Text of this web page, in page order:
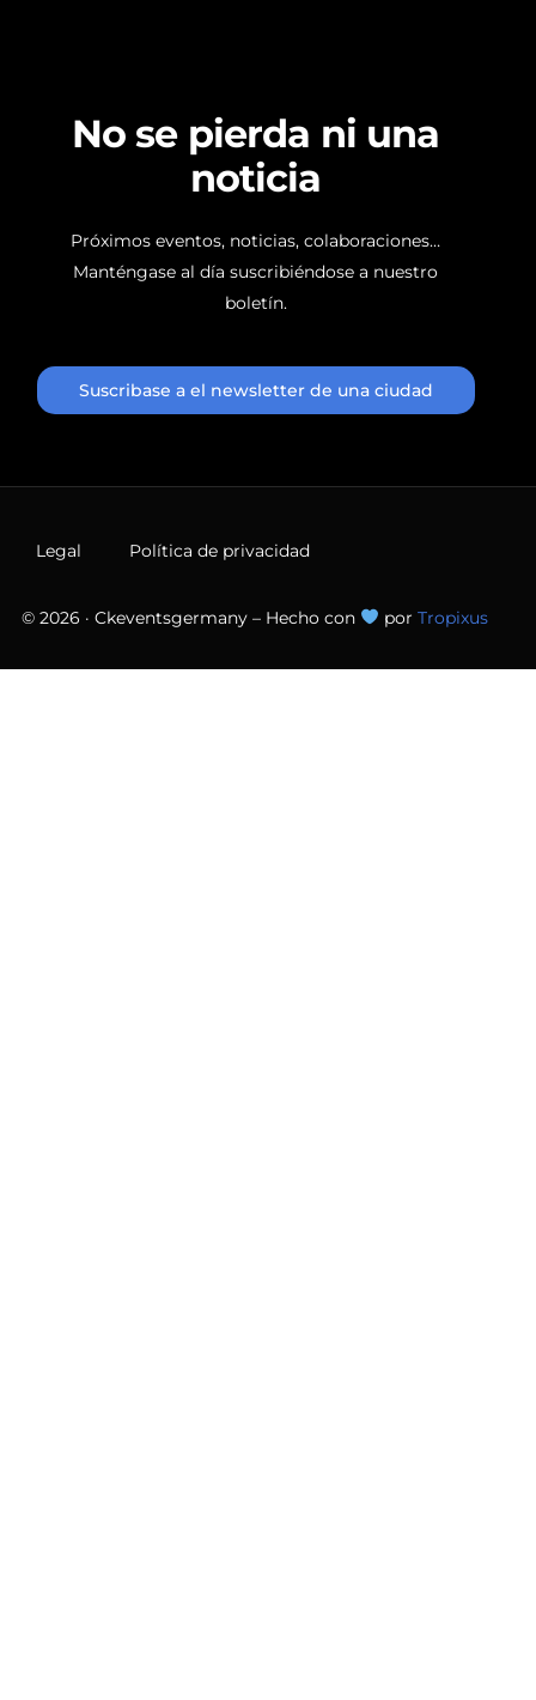
No se pierda ni una
noticia
Próximos eventos, noticias, colaboraciones…
Manténgase al día suscribiéndose a nuestro
boletín.
Suscribase a el newsletter de una ciudad
Legal Política de privacidad
© 2026 · Ckeventsgermany – Hecho con por Tropixus